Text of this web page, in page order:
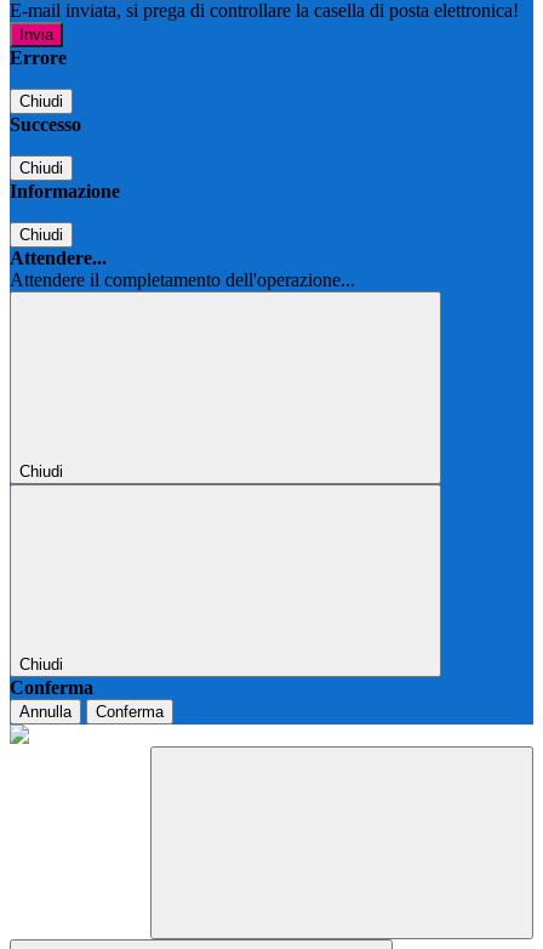
E-mail inviata, si prega di controllare la casella di posta elettronica!
Errore
Chiudi
Successo
Chiudi
Informazione
Chiudi
Attendere...
Attendere il completamento dell'operazione...
Chiudi
Chiudi
Conferma
Annulla Conferma